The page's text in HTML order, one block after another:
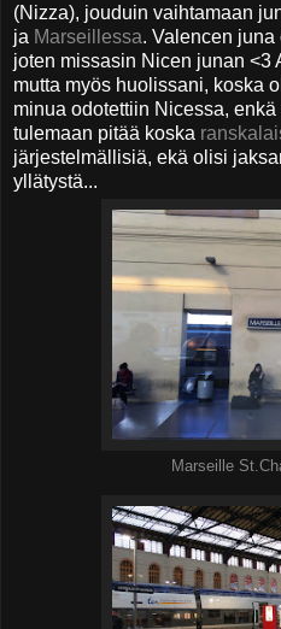
(Nizza), jouduin vaihtamaan
ja Marseillessa. Valencen
joten missasin Nicen junan <3
mutta myös huolissani, koska
minua odotettiin Nicessa,
tulemaan pitää koska
järjestelmällisiä, ekä olisi
yllätystä...
Marseille